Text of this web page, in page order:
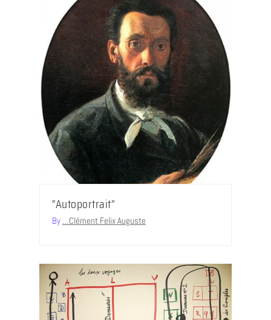
“Autoportrait”
By …Clément Felix Auguste